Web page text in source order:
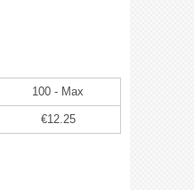
100 - Max
€12.25